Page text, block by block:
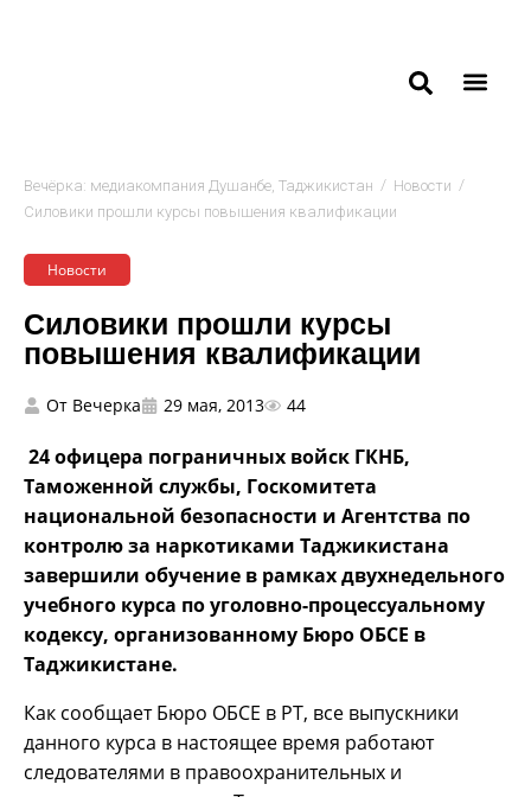
Вечёрка: медиакомпания Душанбе, Таджикистан / Новости /
Силовики прошли курсы повышения квалификации
Новости
Силовики прошли курсы
повышения квалификации
От Вечерка 29 мая, 2013 44
24 офицера пограничных войск ГКНБ,
Таможенной службы, Госкомитета
национальной безопасности и Агентства по
контролю за наркотиками Таджикистана
завершили обучение в рамках двухнедельного
учебного курса по уголовно-процессуальному
кодексу, организованному Бюро ОБСЕ в
Таджикистане.
Как сообщает Бюро ОБСЕ в РТ, все выпускники
данного курса в настоящее время работают
следователями в правоохранительных и